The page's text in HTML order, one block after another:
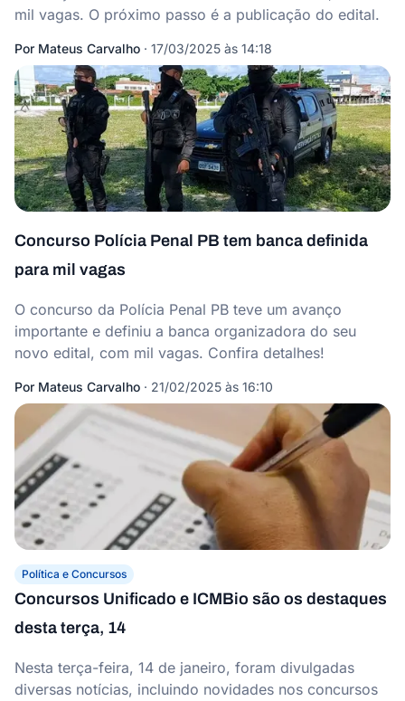
mil vagas. O próximo passo é a publicação do edital.
Por Mateus Carvalho · 17/03/2025 às 14:18
Concurso Polícia Penal PB tem banca definida
para mil vagas
O concurso da Polícia Penal PB teve um avanço
importante e definiu a banca organizadora do seu
novo edital, com mil vagas. Confira detalhes!
Por Mateus Carvalho · 21/02/2025 às 16:10
Política e Concursos
Concursos Unificado e ICMBio são os destaques
desta terça, 14
Nesta terça-feira, 14 de janeiro, foram divulgadas
diversas notícias, incluindo novidades nos concursos